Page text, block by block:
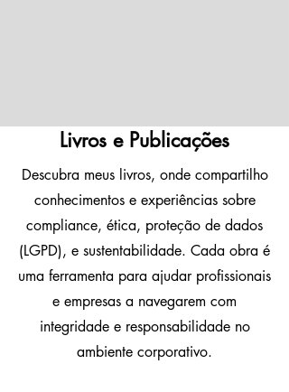
Livros e Publicações
Descubra meus livros, onde compartilho
conhecimentos e experiências sobre
compliance, ética, proteção de dados
(LGPD), e sustentabilidade. Cada obra é
uma ferramenta para ajudar profissionais
e empresas a navegarem com
integridade e responsabilidade no
ambiente corporativo.